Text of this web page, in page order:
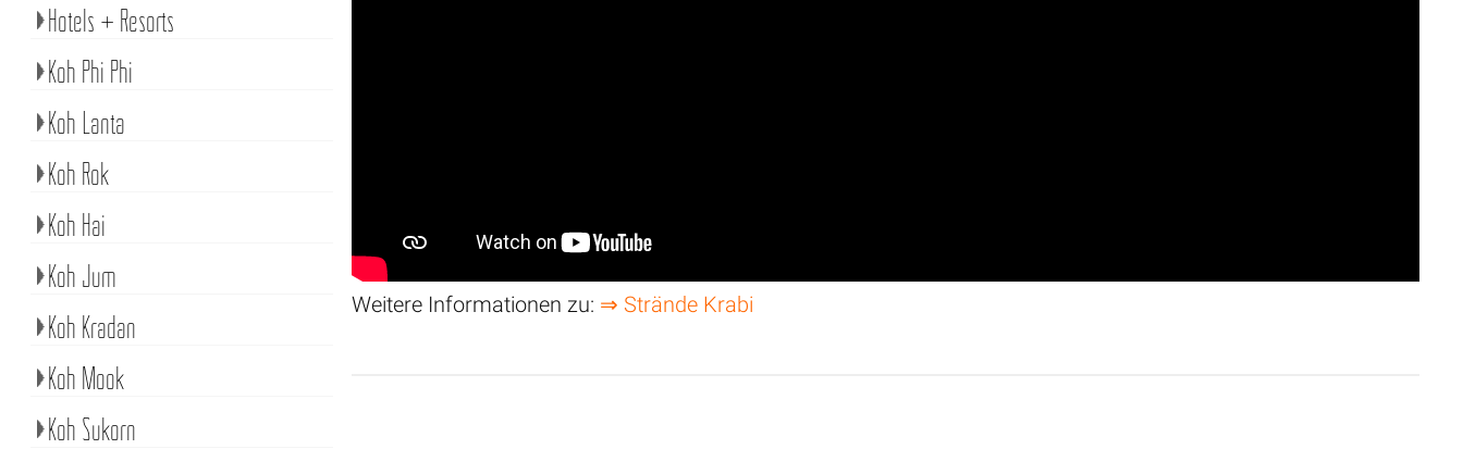
Weitere Informationen zu: ⇒ Strände Krabi
Hotels + Resorts
Koh Phi Phi
Koh Lanta
Koh Rok
Koh Hai
Koh Jum
Koh Kradan
Koh Mook
Koh Sukorn